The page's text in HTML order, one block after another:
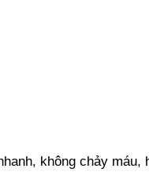
không chảy máu,